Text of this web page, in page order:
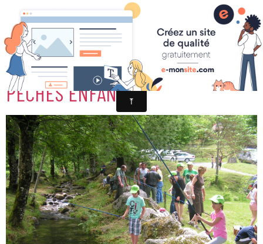
FESTI PECHE 2013 ATELIER
PECHES ENFANTS